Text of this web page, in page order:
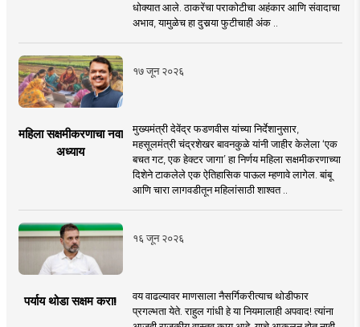
धोक्यात आले. ठाकरेंचा पराकोटीचा अहंकार आणि संवादाचा
अभाव, यामुळेच हा दुसर्‍या फुटीचाही अंक ..
१७ जून २०२६
महिला सक्षमीकरणाचा नवा
अध्याय
मुख्यमंत्री देवेंद्र फडणवीस यांच्या निर्देशानुसार,
महसूलमंत्री चंद्रशेखर बावनकुळे यांनी जाहीर केलेला ‘एक
बचत गट, एक हेक्टर जागा’ हा निर्णय महिला सक्षमीकरणाच्या
दिशेने टाकलेले एक ऐतिहासिक पाऊल म्हणावे लागेल. बांबू
आणि चारा लागवडीतून महिलांसाठी शाश्वत ..
१६ जून २०२६
पर्याय थोडा सक्षम करा!
वय वाढल्यावर माणसाला नैसर्गिकरीत्याच थोडीफार
प्रगल्भता येते. राहुल गांधी हे या नियमालाही अपवाद! त्यांना